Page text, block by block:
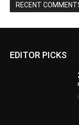
RECENT
EDITOR PICKS